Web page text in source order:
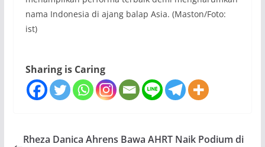
nama Indonesia di ajang balap Asia. (Maston/Foto:
ist)
Sharing is Caring
Rheza Danica Ahrens Bawa AHRT Naik Podium di